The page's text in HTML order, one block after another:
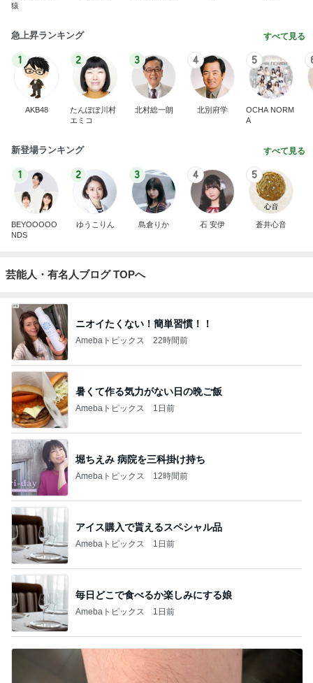
猿
急上昇ランキング すべて見る
1
AKB48
2
たんぽぽ川村
エミコ
3
北村総一朗
4
北別府学
5
OCHA NORM
A
新登場ランキング すべて見る
1
BEYOOOOO
NDS
2
ゆうこりん
3
島倉りか
4
石 安伊
5
蒼井心音
芸能人・有名人ブログ TOPへ
ニオイたくない！簡単習慣！！
Amebaトピックス 22時間前
暑くて作る気力がない日の晩ご飯
Amebaトピックス 1日前
堀ちえみ 病院を三科掛け持ち
Amebaトピックス 12時間前
アイス購入で貰えるスペシャル品
Amebaトピックス 1日前
毎日どこで食べるか楽しみにする娘
Amebaトピックス 1日前